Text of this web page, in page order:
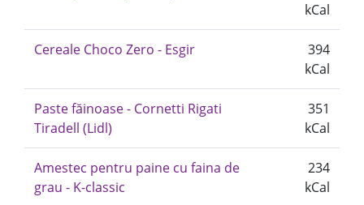
kCal
Cereale Choco Zero - Esgir
394
kCal
Paste făinoase - Cornetti Rigati
Tiradell (Lidl)
351
kCal
Amestec pentru paine cu faina de
grau - K-classic
234
kCal